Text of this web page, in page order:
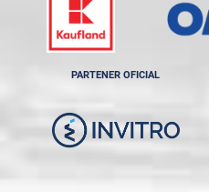
PARTENER OFICIAL